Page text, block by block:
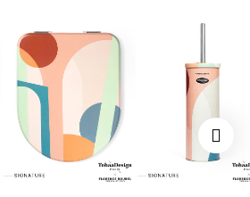
ZAHLUNG
Zahlungsmöglichkeiten an?
auf unserer Website möglich. Sie können Ihre
Kontaktieren Sie dafür einfach unseren
Kundenservice.